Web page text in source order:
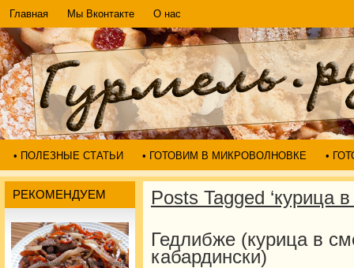
Главная Мы Вконтакте О нас
• ПОЛЕЗНЫЕ СТАТЬИ • ГОТОВИМ В МИКРОВОЛНОВКЕ •
РЕКОМЕНДУЕМ
Posts Tagged ‘курица
Гедлибже (курица в
кабардински)